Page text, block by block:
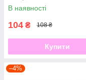
В наявності
104 ₴ 108 ₴
Купити
–4%